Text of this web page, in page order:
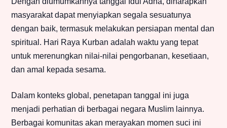
masyarakat dapat menyiapkan segala sesuatunya
dengan baik, termasuk melakukan persiapan mental dan
spiritual. Hari Raya Kurban adalah waktu yang tepat
untuk merenungkan nilai-nilai pengorbanan, kesetiaan,
dan amal kepada sesama.
Dalam konteks global, penetapan tanggal ini juga
menjadi perhatian di berbagai negara Muslim lainnya.
Berbagai komunitas akan merayakan momen suci ini